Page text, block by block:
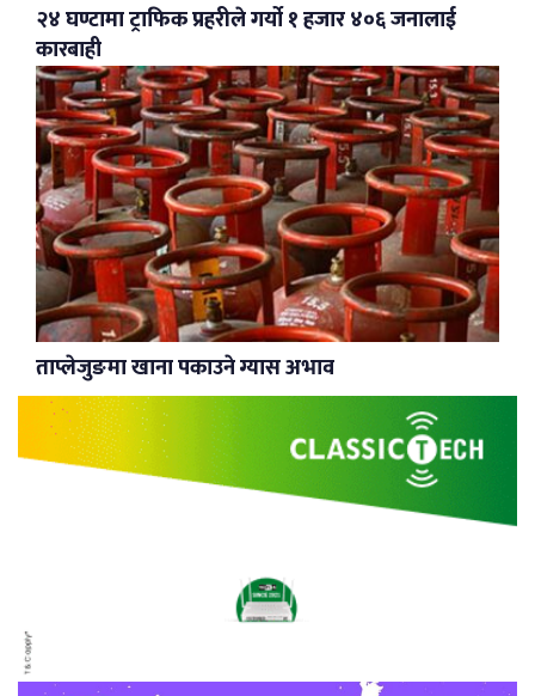
२४ घण्टामा ट्राफिक प्रहरीले गर्यो १ हजार ४०६ जनालाई
कारबाही
ताप्लेजुङमा खाना पकाउने ग्यास अभाव